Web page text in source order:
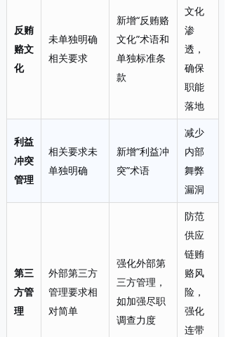
反贿
赂文
化
未单独明确
相关要求
新增“反贿赂
文化”术语和
单独标准条
款
文化
渗
透，
确保
职能
落地
利益
冲突
管理
相关要求未
单独明确
新增“利益冲
突”术语
减少
内部
舞弊
漏洞
第三
方管
理
外部第三方
管理要求相
对简单
强化外部第
三方管理，
如加强尽职
调查力度
防范
供应
链贿
赂风
险，
强化
连带